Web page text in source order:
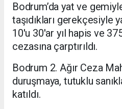
Bodrum’da yat ve
taşıdıkları gerekçesiyle
10'u 30'ar yıl hapis ve
cezasına çarptırıldı.
Bodrum 2. Ağır Ceza
duruşmaya, tutuklu
katıldı.